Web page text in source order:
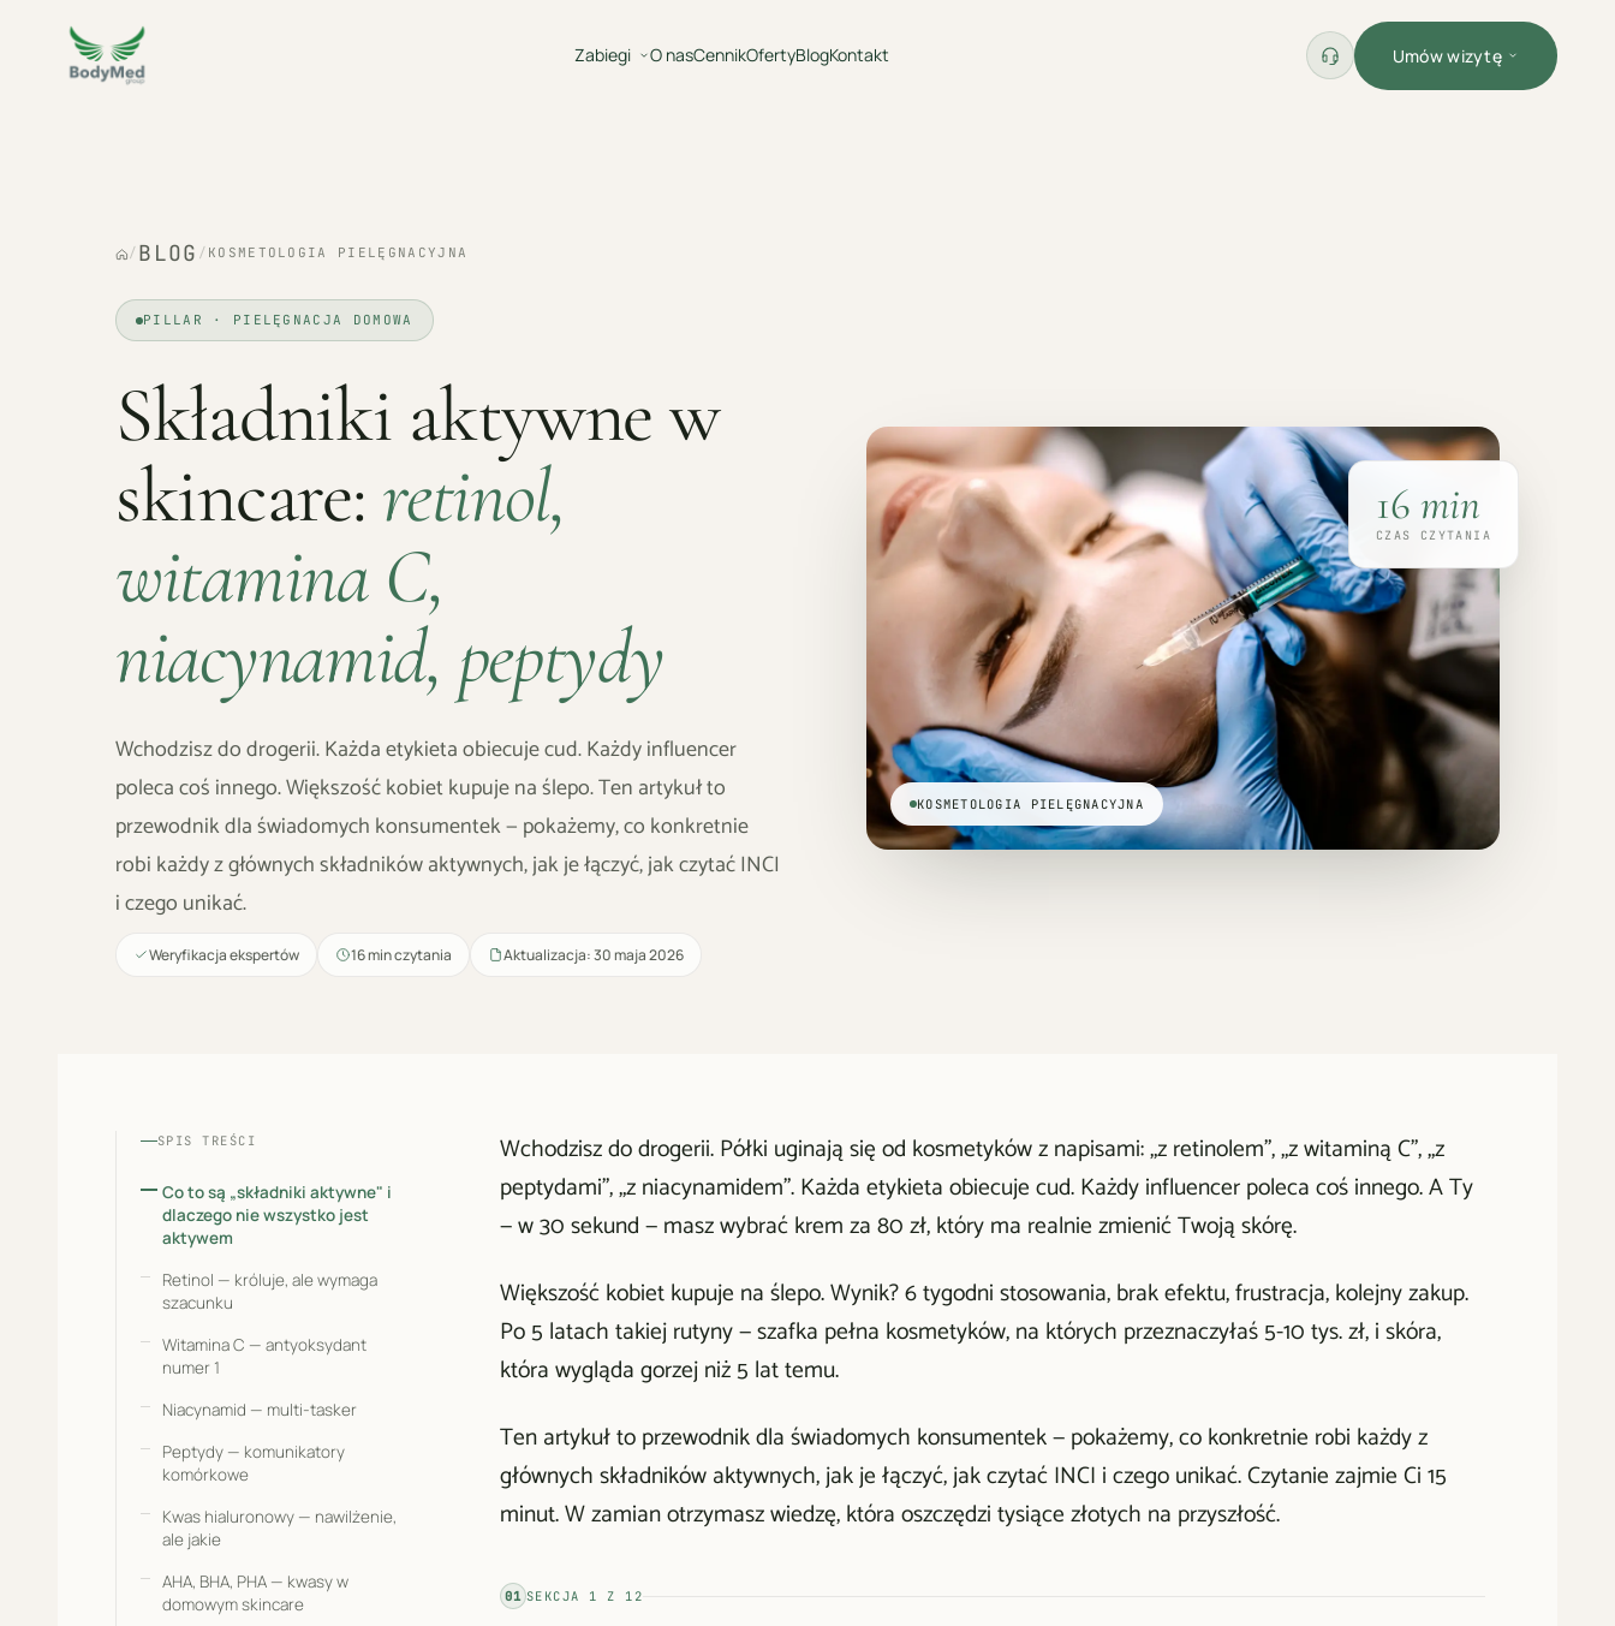
Zabiegi O nasCennikOfertyBlogKontakt Umów wizytę
/ BLOG / KOSMETOLOGIA PIELĘGNACYJNA
PILLAR · PIELĘGNACJA DOMOWA
Składniki aktywne w
skincare: retinol,
witamina C,
niacynamid, peptydy
Wchodzisz do drogerii. Każda etykieta obiecuje cud. Każdy influencer
poleca coś innego. Większość kobiet kupuje na ślepo. Ten artykuł to
przewodnik dla świadomych konsumentek — pokażemy, co konkretnie
robi każdy z głównych składników aktywnych, jak je łączyć, jak czytać INCI
i czego unikać.
Weryfikacja ekspertów 16 min czytania Aktualizacja: 30 maja 2026
KOSMETOLOGIA PIELĘGNACYJNA
16 min
CZAS CZYTANIA
SPIS TREŚCI
Co to są „składniki aktywne" i
dlaczego nie wszystko jest
aktywem
Retinol — króluje, ale wymaga
szacunku
Witamina C — antyoksydant
numer 1
Niacynamid — multi-tasker
Peptydy — komunikatory
komórkowe
Kwas hialuronowy — nawilżenie,
ale jakie
AHA, BHA, PHA — kwasy w
domowym skincare
Wchodzisz do drogerii. Półki uginają się od kosmetyków z napisami: „z retinolem", „z witaminą C", „z
peptydami", „z niacynamidem". Każda etykieta obiecuje cud. Każdy influencer poleca coś innego. A Ty
— w 30 sekund — masz wybrać krem za 80 zł, który ma realnie zmienić Twoją skórę.
Większość kobiet kupuje na ślepo. Wynik? 6 tygodni stosowania, brak efektu, frustracja, kolejny zakup.
Po 5 latach takiej rutyny — szafka pełna kosmetyków, na których przeznaczyłaś 5-10 tys. zł, i skóra,
która wygląda gorzej niż 5 lat temu.
Ten artykuł to przewodnik dla świadomych konsumentek — pokażemy, co konkretnie robi każdy z
głównych składników aktywnych, jak je łączyć, jak czytać INCI i czego unikać. Czytanie zajmie Ci 15
minut. W zamian otrzymasz wiedzę, która oszczędzi tysiące złotych na przyszłość.
01 SEKCJA 1 Z 12